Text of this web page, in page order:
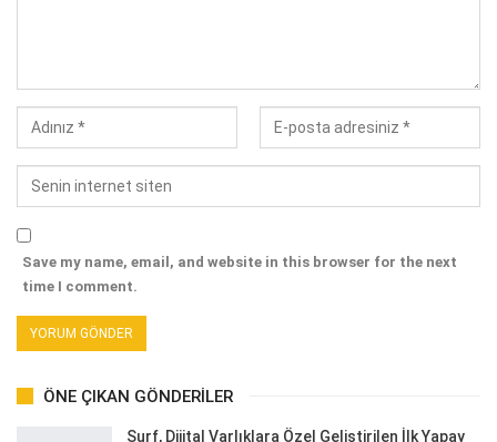
Save my name, email, and website in this browser for the next
time I comment.
ÖNE ÇIKAN GÖNDERILER
Surf, Dijital Varlıklara Özel Geliştirilen İlk Yapay